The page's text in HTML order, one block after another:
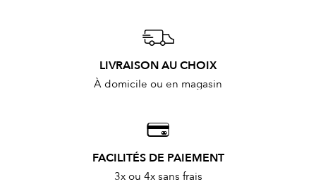
LIVRAISON AU CHOIX
À domicile ou en magasin
FACILITÉS DE PAIEMENT
3x ou 4x sans frais